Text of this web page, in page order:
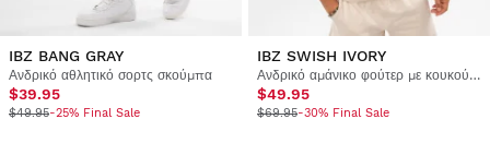
IBZ BANG GRAY
Ανδρικό αθλητικό σορτς σκούμπα
$39.95
$49.95-25% Final Sale
IBZ SWISH IVORY
Ανδρικό αμάνικο φούτερ με κουκούλα σκούμπα
$49.95
$69.95-30% Final Sale